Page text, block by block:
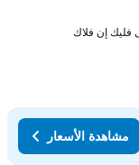
مشاهدة الأسعار